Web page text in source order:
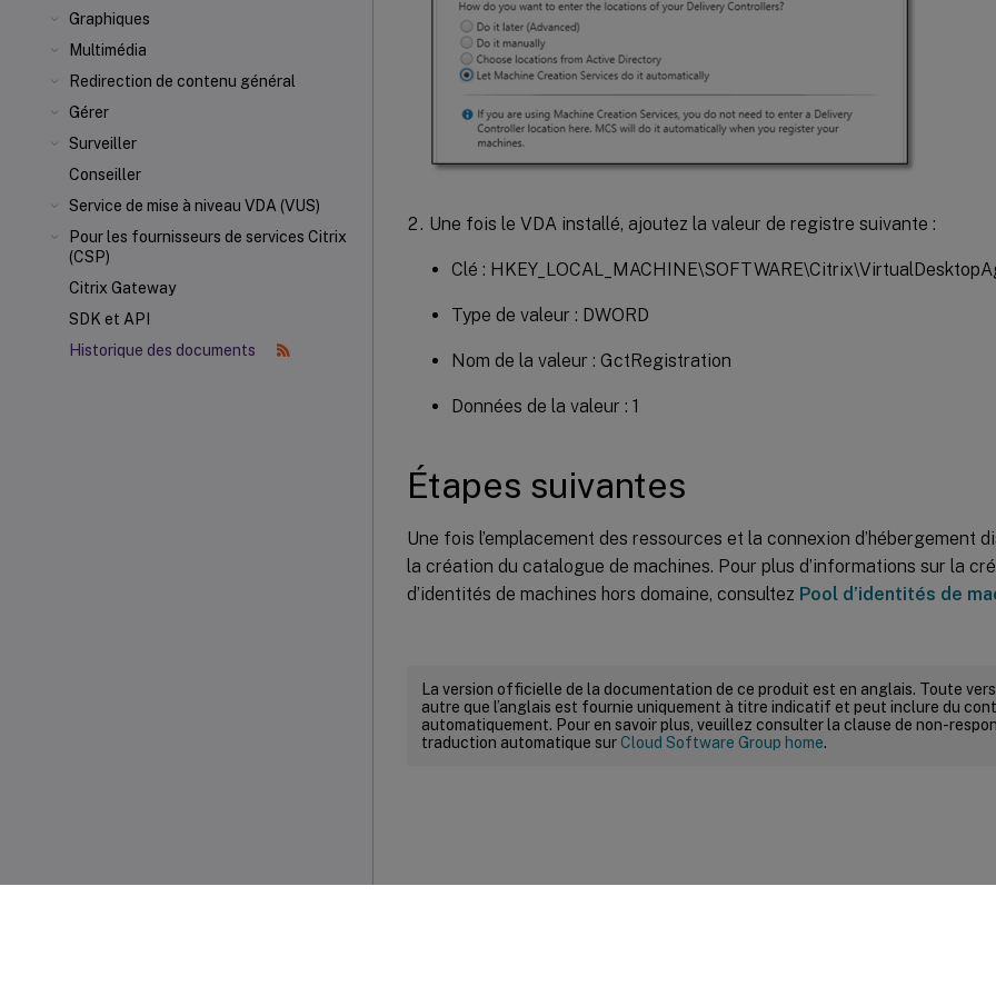
Graphiques
Multimédia
Redirection de contenu général
Gérer
Surveiller
Conseiller
Service de mise à niveau VDA (VUS)
Pour les fournisseurs de services Citrix
(CSP)
Citrix Gateway
SDK et API
Historique des documents
Une fois le VDA installé, ajoutez la valeur de registre suivante :
Clé :
Type de valeur : DWORD
Nom de la valeur : GctRegistration
Données de la valeur : 1
Étapes suivantes
Une fois l’emplacement des ressources et la connexion d’hébergement
la création du catalogue de machines. Pour plus d’informations sur la
d’identités de machines hors domaine, consultez Pool d’identités de
La version officielle de la documentation de ce produit est en anglais. Toute
autre que l’anglais est fournie uniquement à titre indicatif et peut inclure du
automatiquement. Pour en savoir plus, veuillez consulter la clause de non-
traduction automatique surCloud Software Group home.